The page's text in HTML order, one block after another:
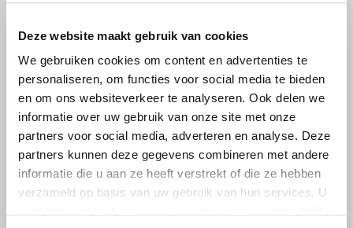
Deze website maakt gebruik van cookies
We gebruiken cookies om content en advertenties te
personaliseren, om functies voor social media te bieden
en om ons websiteverkeer te analyseren. Ook delen we
informatie over uw gebruik van onze site met onze
partners voor social media, adverteren en analyse. Deze
partners kunnen deze gegevens combineren met andere
informatie die u aan ze heeft verstrekt of die ze hebben
verzameld op basis van uw gebruik van hun services. U
komen…
Lees meer